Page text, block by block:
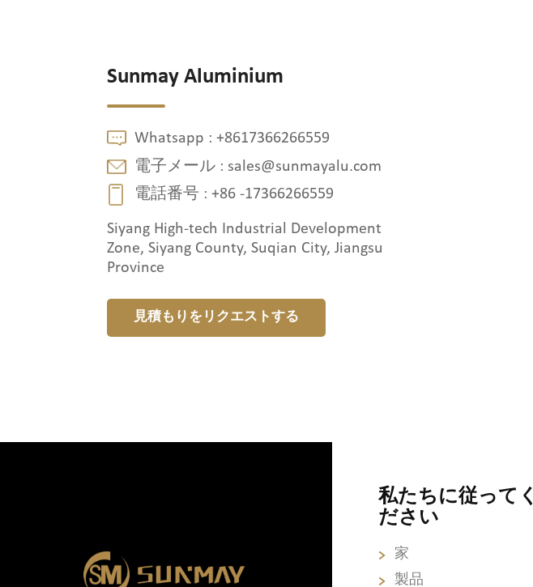
Sunmay Aluminium
Whatsapp : +8617366266559
電子メール : sales@sunmayalu.com
電話番号 : +86 -17366266559
Siyang High-tech Industrial Development
Zone, Siyang County, Suqian City, Jiangsu
Province
見積もりをリクエストする
私たちに従ってく
ださい
家
製品